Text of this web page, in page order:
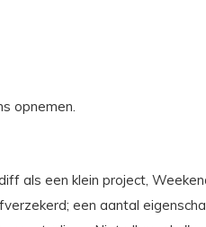
opnemen.
als een klein project,
een aantal